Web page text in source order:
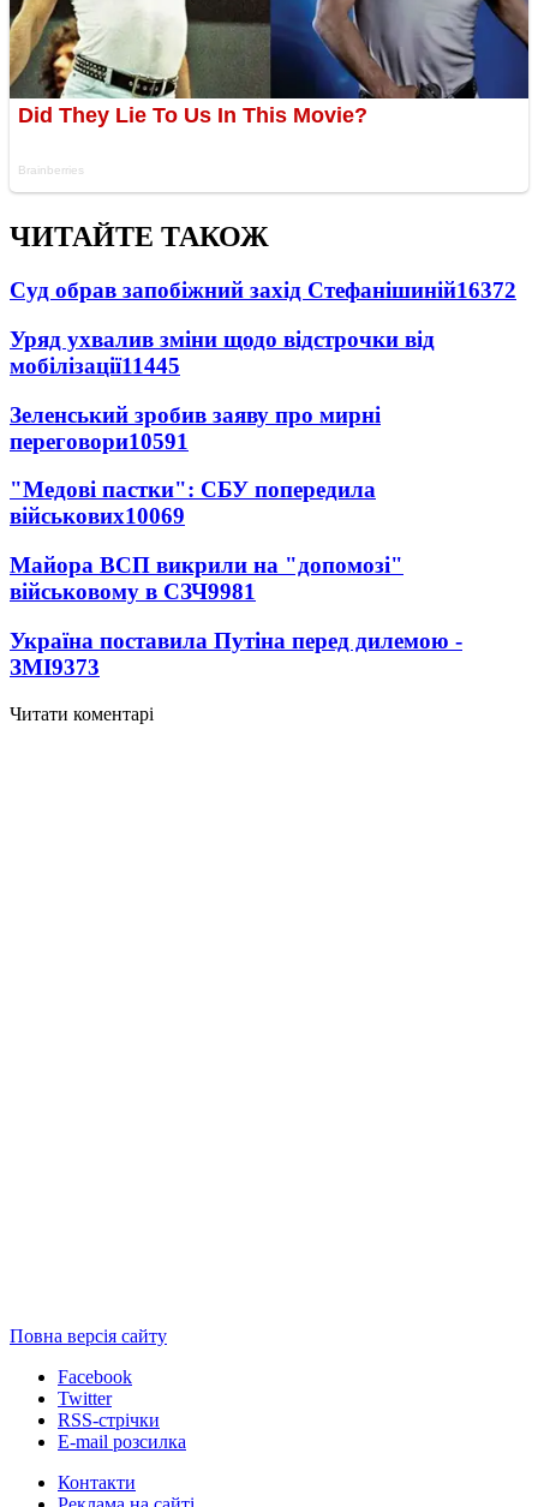
ЧИТАЙТЕ ТАКОЖ
Суд обрав запобіжний захід Стефанішиній16372
Уряд ухвалив зміни щодо відстрочки від
мобілізації11445
Зеленський зробив заяву про мирні
переговори10591
"Медові пастки": СБУ попередила
військових10069
Майора ВСП викрили на "допомозі"
військовому в СЗЧ9981
Україна поставила Путіна перед дилемою -
ЗМІ9373
Читати коментарі
Повна версія сайту
Facebook
Twitter
RSS-стрічки
E-mail розсилка
Контакти